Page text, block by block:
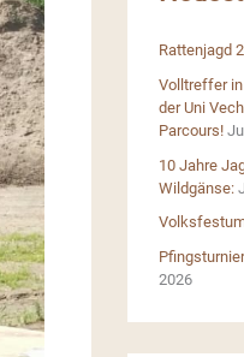
c
h
:
Rattenjagd
Volltreffer
der Uni
Parcours!
10 Jahre
Wildgänse:
2026